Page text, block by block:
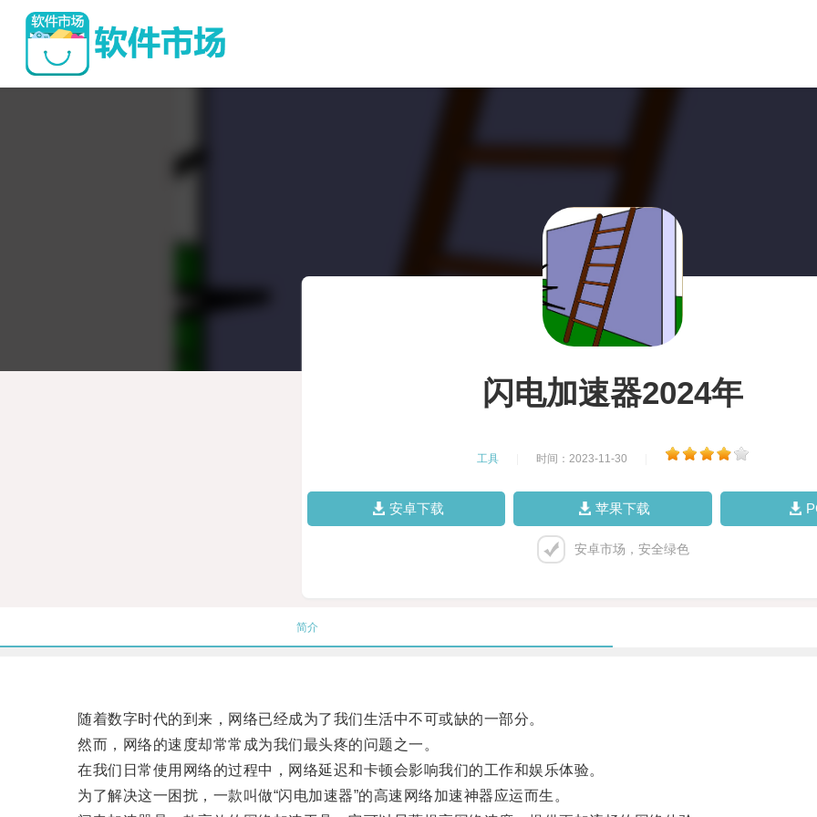
闪电加速器2024年
工具 时间：2023-11-30
安卓下载 苹果下载
安卓市场，安全绿色
简介
随着数字时代的到来，网络已经成为了我们生活中不可或缺的一部分。
然而，网络的速度却常常成为我们最头疼的问题之一。
在我们日常使用网络的过程中，网络延迟和卡顿会影响我们的工作和娱乐体验。
为了解决这一困扰，一款叫做“闪电加速器”的高速网络加速神器应运而生。